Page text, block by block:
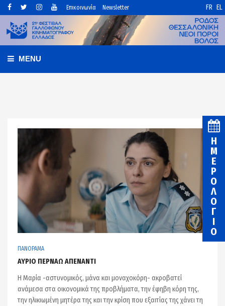
Επικοινωνία Newsletter FR EL
MENU
ΠΑΝΟΡΑΜΑ
ΑΥΡΙΟ ΠΕΡΝΑΩ ΑΠΕΝΑΝΤΙ
Η Μαρία -αστυνομικός, μάνα και μοναχοκόρη- ακροβατεί
ανάμεσα στα οικονομικά της προβλήματα, την έφηβη κόρη της,
την ηλικιωμένη μητέρα της και την κρίση που εξαιτίας της χάνει τη
Η
Μ
Ε
Ρ
Ο
Λ
Ο
Γ
Ι
Ο